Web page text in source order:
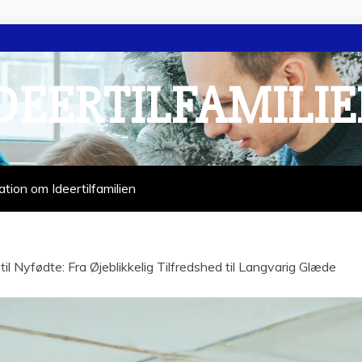
om Ideertilfamilien
Nyfødte: Fra Øjeblikkelig Tilfredshed til Langvarig Glæde